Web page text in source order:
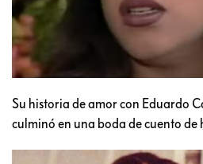
Su historia de amor con Eduardo
culminó en una boda de cuento de